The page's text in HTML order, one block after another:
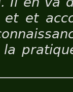
et et
la